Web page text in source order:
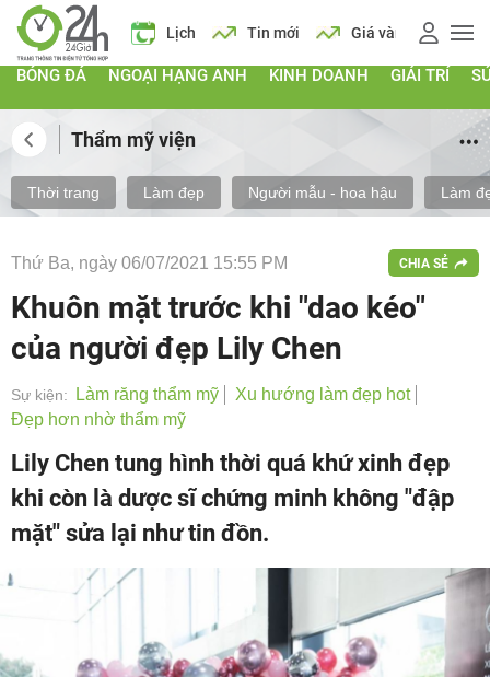
Giá xăng Lịch Tin mới Giá vàng Giá xăng
BÓNG ĐÁ NGOẠI HẠNG ANH KINH DOANH GIẢI TRÍ
Thẩm mỹ viện
Thời trang Làm đẹp Người mẫu - hoa hậu Làm
Thứ Ba, ngày 06/07/2021 15:55 PM CHIA SẺ
Khuôn mặt trước khi "dao kéo"
của người đẹp Lily Chen
Sự kiện: Làm răng thẩm mỹ
Xu hướng làm đẹp hot
Đẹp hơn nhờ thẩm mỹ
Lily Chen tung hình thời quá khứ xinh đẹp
khi còn là dược sĩ chứng minh không "đập
mặt" sửa lại như tin đồn.